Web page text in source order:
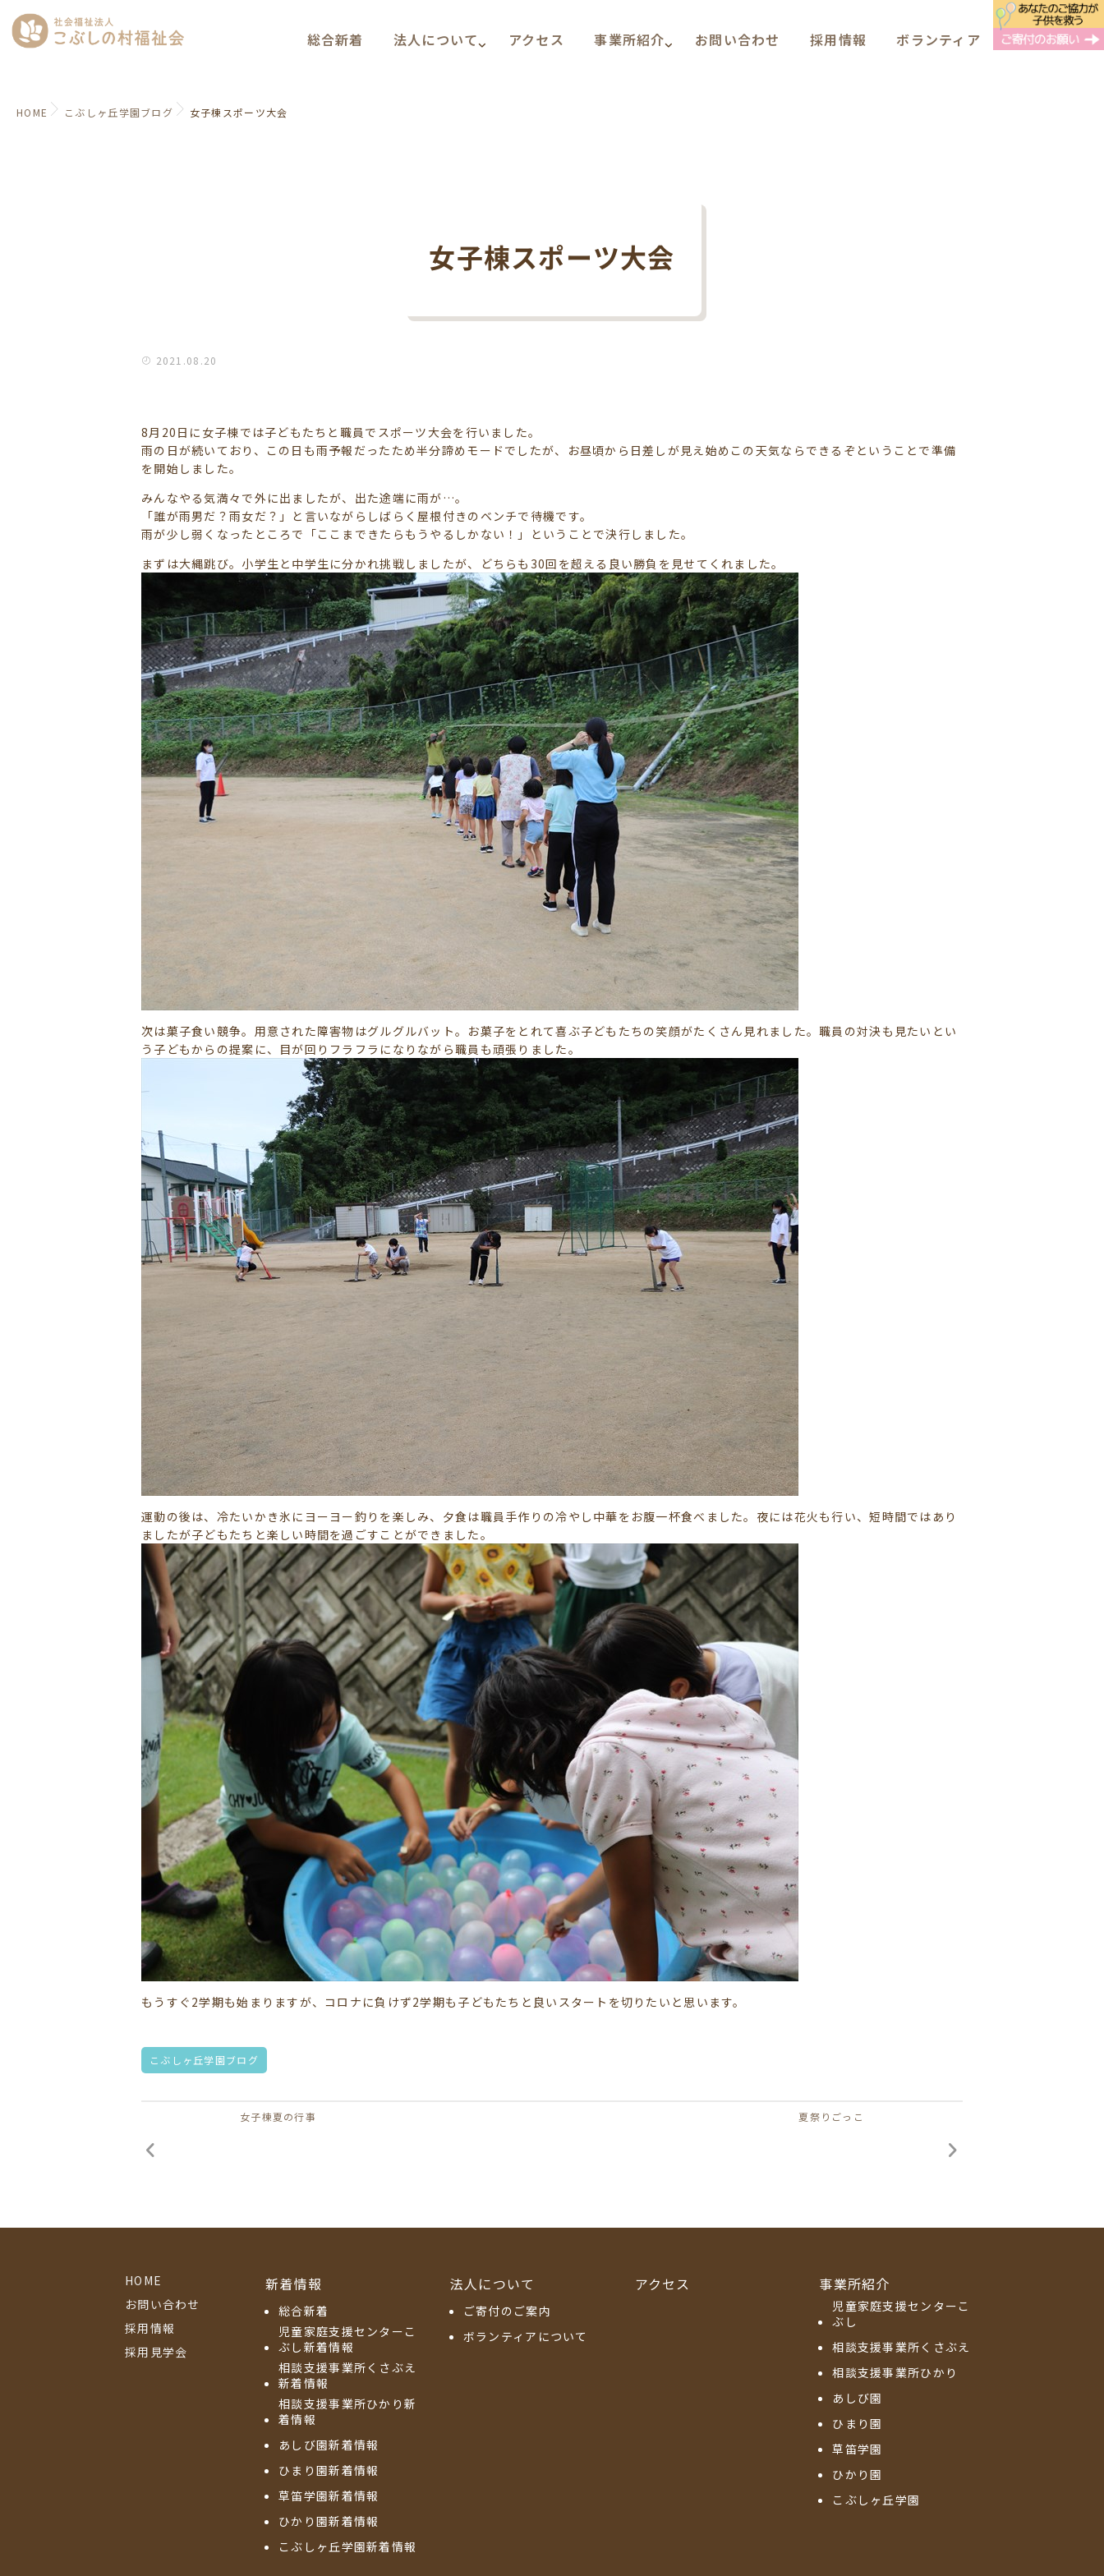
総合新着 法人について アクセス 事業所紹介 お問い合わせ 採用情報 ボランティア
HOME こぶしヶ丘学園ブログ 女子棟スポーツ大会
女子棟スポーツ大会
2021.08.20
8月20日に女子棟では子どもたちと職員でスポーツ大会を行いました。
雨の日が続いており、この日も雨予報だったため半分諦めモードでしたが、お昼頃から日差しが見え始めこの天気ならできるぞということで準備
を開始しました。
みんなやる気満々で外に出ましたが、出た途端に雨が…。
「誰が雨男だ？雨女だ？」と言いながらしばらく屋根付きのベンチで待機です。
雨が少し弱くなったところで「ここまできたらもうやるしかない！」ということで決行しました。
まずは大縄跳び。小学生と中学生に分かれ挑戦しましたが、どちらも30回を超える良い勝負を見せてくれました。
次は菓子食い競争。用意された障害物はグルグルバット。お菓子をとれて喜ぶ子どもたちの笑顔がたくさん見れました。職員の対決も見たいとい
う子どもからの提案に、目が回りフラフラになりながら職員も頑張りました。
運動の後は、冷たいかき氷にヨーヨー釣りを楽しみ、夕食は職員手作りの冷やし中華をお腹一杯食べました。夜には花火も行い、短時間ではあり
ましたが子どもたちと楽しい時間を過ごすことができました。
もうすぐ2学期も始まりますが、コロナに負けず2学期も子どもたちと良いスタートを切りたいと思います。
こぶしヶ丘学園ブログ
女子棟夏の行事 夏祭りごっこ
HOME
お問い合わせ
採用情報
採用見学会
新着情報
総合新着
児童家庭支援センターこ
ぶし新着情報
相談支援事業所くさぶえ
新着情報
相談支援事業所ひかり新
着情報
あしび園新着情報
ひまり園新着情報
草笛学園新着情報
ひかり園新着情報
こぶしヶ丘学園新着情報
法人について
ご寄付のご案内
ボランティアについて
アクセス 事業所紹介
児童家庭支援センターこ
ぶし
相談支援事業所くさぶえ
相談支援事業所ひかり
あしび園
ひまり園
草笛学園
ひかり園
こぶしヶ丘学園